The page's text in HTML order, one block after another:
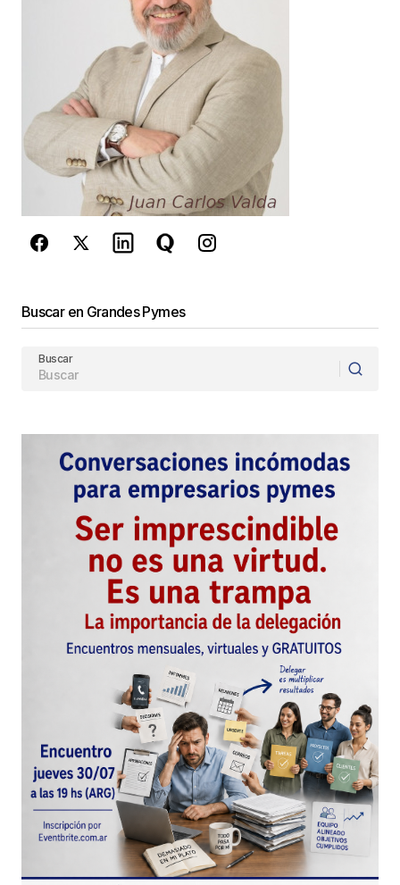
Guarda mi nombre, correo electrónico y web en
este navegador para la próxima vez que
Este sitio esta protegido por
reCAPTCHA y la
Política de
privacidady losTérminos del servicio
de Googlese aplican.
Enviar Comentario
Buscar en Grandes Pymes
Buscar